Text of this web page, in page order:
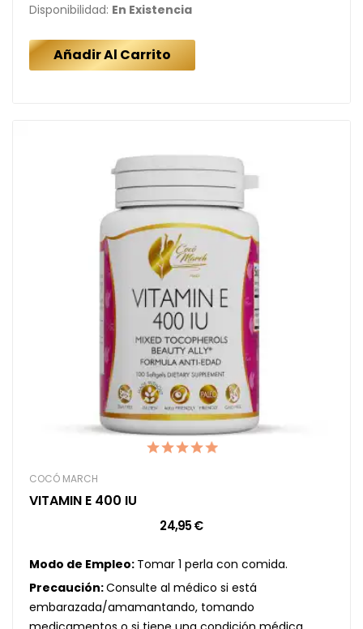
Disponibilidad: En Existencia
Añadir Al Carrito
COCÓ MARCH
VITAMIN E 400 IU
24,95 €
Modo de Empleo: Tomar 1 perla con comida.
Precaución:Consulte al médico si está
embarazada/amamantando, tomando